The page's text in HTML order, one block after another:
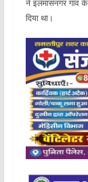
ने इलमासनगर गांव
दिया था।